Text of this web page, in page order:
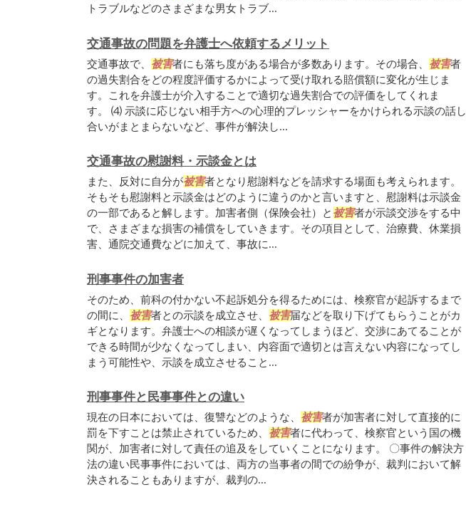
トラブルなどのさまざまな男女トラブ...
交通事故の問題を弁護士へ依頼するメリット
交通事故で、 被害者にも落ち度がある場合が多数あります。その場合、 被害者
の過失割合をどの程度評価するかによって受け取れる賠償額に変化が生じま
す。これを弁護士が介入することで適切な過失割合での評価をしてくれま
す。 ⑷ 示談に応じない相手方への心理的プレッシャーをかけられる示談の話し
合いがまとまらないなど、事件が解決し...
交通事故の慰謝料・示談金とは
また、反対に自分が被害者となり慰謝料などを請求する場面も考えられます。
そもそも慰謝料と示談金はどのように違うのかと言いますと、慰謝料は示談金
の一部であると解します。加害者側（保険会社）と 被害者が示談交渉をする中
で、さまざまな損害の補償をしていきます。その項目として、治療費、休業損
害、通院交通費などに加えて、事故に...
刑事事件の加害者
そのため、前科の付かない不起訴処分を得るためには、検察官が起訴するまで
の間に、 被害者との示談を成立させ、 被害届などを取り下げてもらうことがカ
ギとなります。弁護士への相談が遅くなってしまうほど、交渉にあてることが
できる時間が少なくなってしまい、内容面で適切とは言えない内容になってし
まう可能性や、示談を成立させること...
刑事事件と民事事件との違い
現在の日本においては、復讐などのような、 被害者が加害者に対して直接的に
罰を下すことは禁止されているため、 被害者に代わって、検察官という国の機
関が、加害者に対して責任の追及をしていくことになります。 〇事件の解決方
法の違い民事事件においては、両方の当事者の間での紛争が、裁判において解
決されることもありますが、裁判の...